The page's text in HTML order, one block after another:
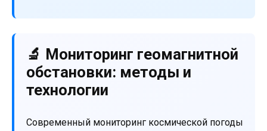
🔬 Мониторинг геомагнитной
обстановки: методы и
технологии
Современный мониторинг космической погоды